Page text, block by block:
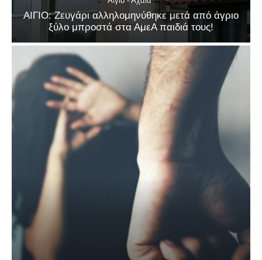
ΑΙΓΙΟ: Ζευγάρι αλληλομηνύθηκε μετά από άγριο
ξύλο μπροστά στα ΑμεΑ παιδιά τους!